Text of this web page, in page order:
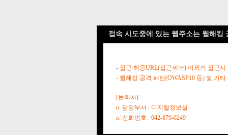
접속 시도중에 있는 웹주소는 웹해킹
- 접근 허용URL(접근제어) 이외의 접근시
- 웹해킹 공격 패턴(OWASP10 등) 및 기
[문의처]
o. 담당부서 : 디지털정보실
o. 전화번호 : 042-879-6249